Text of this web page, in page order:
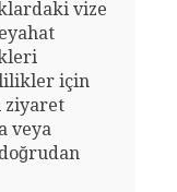
vize
için
ziyaret
veya